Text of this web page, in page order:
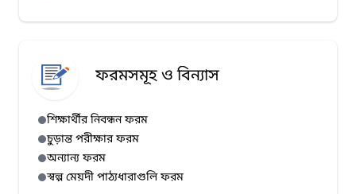
ফরমসমূহ ও বিন্যাস
শিক্ষার্থীর নিবন্ধন ফরম
চুড়ান্ত পরীক্ষার ফরম
অন্যান্য ফরম
স্বল্প মেয়দী পাঠ্যধারাগুলি ফরম